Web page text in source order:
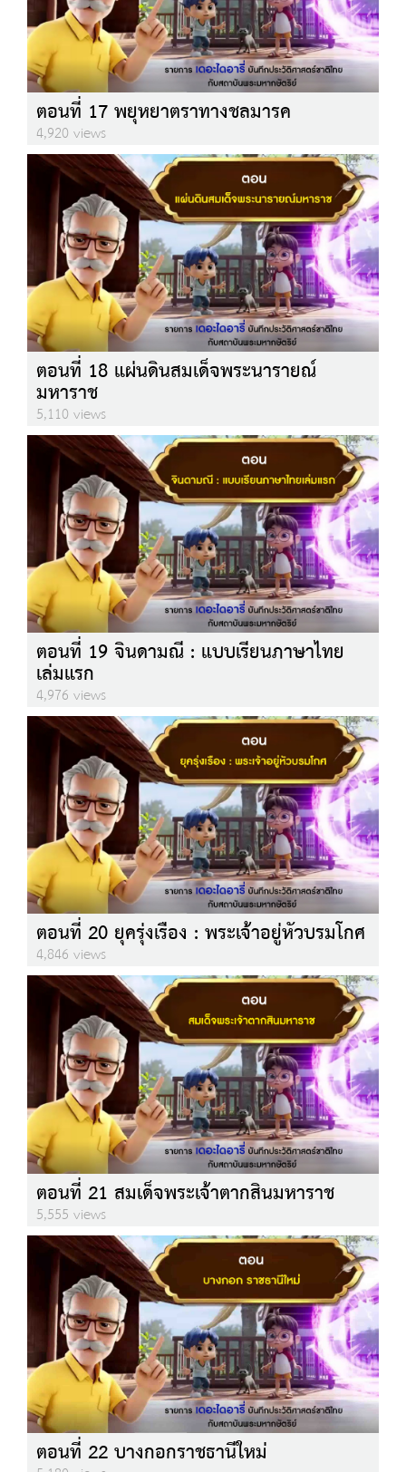
ตอนที่ 17 พยุหยาตราทางชลมารค
4,920 views
ตอนที่ 18 แผ่นดินสมเด็จพระนารายณ์
มหาราช
5,110 views
ตอนที่ 19 จินดามณี : แบบเรียนภาษาไทย
เล่มแรก
4,976 views
ตอนที่ 20 ยุครุ่งเรือง : พระเจ้าอยู่หัวบรมโกศ
4,846 views
ตอนที่ 21 สมเด็จพระเจ้าตากสินมหาราช
5,555 views
ตอนที่ 22 บางกอกราชธานีใหม่